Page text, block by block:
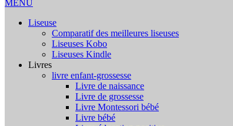
MENU
Liseuse
Comparatif des meilleures liseuses
Liseuses Kobo
Liseuses Kindle
Livres
livre enfant-grossesse
Livre de naissance
Livre de grossesse
Livre Montessori bébé
Livre bébé